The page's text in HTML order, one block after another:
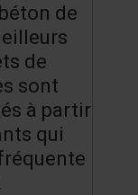
de
de
sont
à partir
qui